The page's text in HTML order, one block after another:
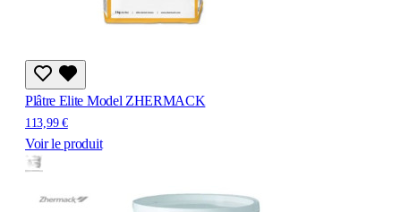
Plâtre Elite Model ZHERMACK
113,99 €
Voir le produit